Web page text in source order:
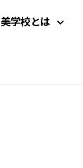
美学校とは